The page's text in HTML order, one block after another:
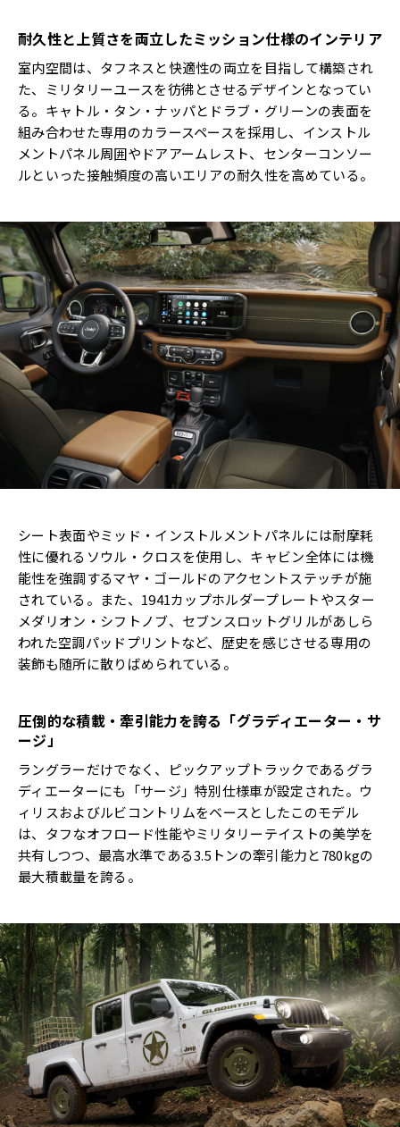
耐久性と上質さを両立したミッション仕様のインテリア
室内空間は、タフネスと快適性の両立を目指して構築され
た、ミリタリーユースを彷彿とさせるデザインとなってい
る。キャトル・タン・ナッパとドラブ・グリーンの表面を
組み合わせた専用のカラースペースを採用し、インストル
メントパネル周囲やドアアームレスト、センターコンソー
ルといった接触頻度の高いエリアの耐久性を高めている。
シート表面やミッド・インストルメントパネルには耐摩耗
性に優れるソウル・クロスを使用し、キャビン全体には機
能性を強調するマヤ・ゴールドのアクセントステッチが施
されている。また、1941カップホルダープレートやスター
メダリオン・シフトノブ、セブンスロットグリルがあしら
われた空調パッドプリントなど、歴史を感じさせる専用の
装飾も随所に散りばめられている。
圧倒的な積載・牽引能力を誇る「グラディエーター・サ
ージ」
ラングラーだけでなく、ピックアップトラックであるグラ
ディエーターにも「サージ」特別仕様車が設定された。ウ
ィリスおよびルビコントリムをベースとしたこのモデル
は、タフなオフロード性能やミリタリーテイストの美学を
共有しつつ、最高水準である3.5トンの牽引能力と780kgの
最大積載量を誇る。